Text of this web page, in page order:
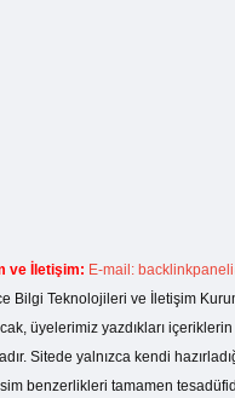
ve İletişim: E-mail:
Bilgi Teknolojileri ve İletişim
üyelerimiz yazdıkları
Sitede yalnızca kendi
benzerlikleri tamamen